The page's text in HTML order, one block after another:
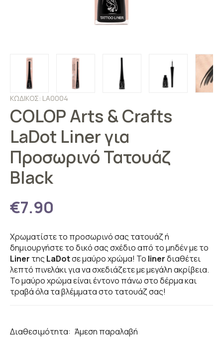
ΚΩΔΙΚΟΣ: LA0004
COLOP Arts & Crafts
LaDot Liner για
Προσωρινό Τατουάζ
Black
€7.90
Χρωματίστε το προσωρινό σας τατουάζ ή
δημιουργήστε το δικό σας σχέδιο από το μηδέν με το
Liner της LaDotσε μαύρο χρώμα! Το linerδιαθέτει
λεπτό πινελάκι για να σχεδιάζετε με μεγάλη ακρίβεια.
Το μαύρο χρώμα είναι έντονο πάνω στο δέρμα και
τραβά όλα τα βλέμματα στο τατουάζ σας!
Διαθεσιμότητα: Άμεση παραλαβή